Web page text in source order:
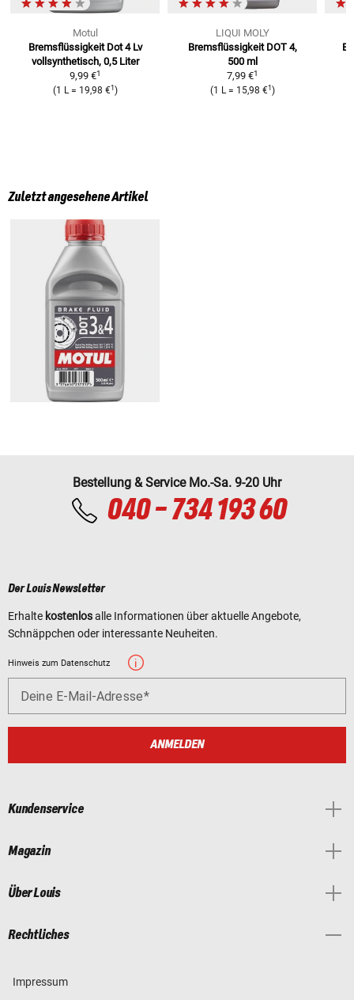
Motul
Bremsflüssigkeit Dot 4 Lv
vollsynthetisch, 0,5 Liter
9,99 €1
(1 L= 19,98 €1 )
LIQUI MOLY
Bremsflüssigkeit DOT 4,
500 ml
7,99 €1
(1 L= 15,98 €1 )
Zuletzt angesehene Artikel
Bestellung & Service Mo.-Sa. 9-20 Uhr
040 - 734 193 60
Der Louis Newsletter
Erhalte kostenlosalle Informationen über aktuelle Angebote,
Schnäppchen oder interessante Neuheiten.
Hinweis zum Datenschutz
Deine E-Mail-Adresse
ANMELDEN
Kundenservice
Magazin
Über Louis
Rechtliches
Impressum